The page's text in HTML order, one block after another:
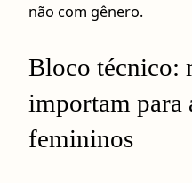
não com gênero.
Bloco técnico:
importam para
femininos